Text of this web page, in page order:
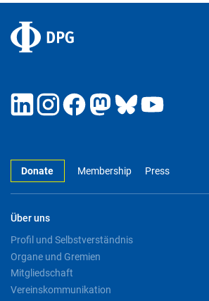
Donate Membership Press
Über uns
Profil und Selbstverständnis
Organe und Gremien
Mitgliedschaft
Vereinskommunikation